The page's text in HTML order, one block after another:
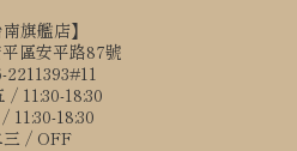
南旗艦店】
區安平路87號
2211393#11
/ 11:30-18:30
11:30-18:30
三 / OFF